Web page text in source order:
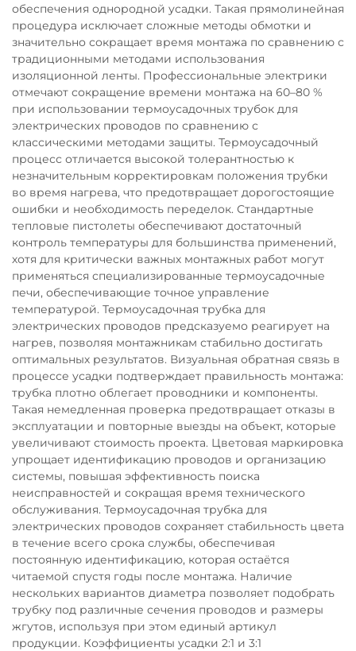
обеспечения однородной усадки. Такая прямолинейная
процедура исключает сложные методы обмотки и
значительно сокращает время монтажа по сравнению с
традиционными методами использования
изоляционной ленты. Профессиональные электрики
отмечают сокращение времени монтажа на 60–80 %
при использовании термоусадочных трубок для
электрических проводов по сравнению с
классическими методами защиты. Термоусадочный
процесс отличается высокой толерантностью к
незначительным корректировкам положения трубки
во время нагрева, что предотвращает дорогостоящие
ошибки и необходимость переделок. Стандартные
тепловые пистолеты обеспечивают достаточный
контроль температуры для большинства применений,
хотя для критически важных монтажных работ могут
применяться специализированные термоусадочные
печи, обеспечивающие точное управление
температурой. Термоусадочная трубка для
электрических проводов предсказуемо реагирует на
нагрев, позволяя монтажникам стабильно достигать
оптимальных результатов. Визуальная обратная связь в
процессе усадки подтверждает правильность монтажа:
трубка плотно облегает проводники и компоненты.
Такая немедленная проверка предотвращает отказы в
эксплуатации и повторные выезды на объект, которые
увеличивают стоимость проекта. Цветовая маркировка
упрощает идентификацию проводов и организацию
системы, повышая эффективность поиска
неисправностей и сокращая время технического
обслуживания. Термоусадочная трубка для
электрических проводов сохраняет стабильность цвета
в течение всего срока службы, обеспечивая
постоянную идентификацию, которая остаётся
читаемой спустя годы после монтажа. Наличие
нескольких вариантов диаметра позволяет подобрать
трубку под различные сечения проводов и размеры
жгутов, используя при этом единый артикул
продукции. Коэффициенты усадки 2:1 и 3:1